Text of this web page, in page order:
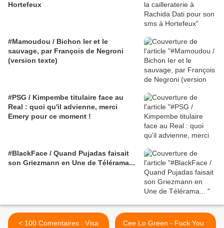
Hortefeux
#Mamoudou / Bichon Ier et le
sauvage, par François de Negroni
(version texte)
#PSG / Kimpembe titulaire face au
Real : quoi qu'il advienne, merci
Emery pour ce moment !
#BlackFace / Quand Pujadas faisait
son Griezmann en Une de Télérama...
< 100 Comentaires : Visa
Cee Lo Green - Fuck You :